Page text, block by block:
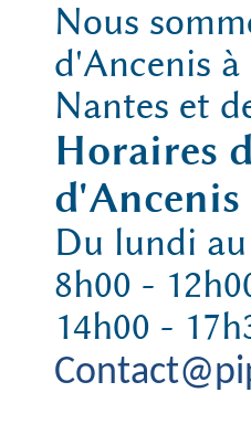
Nous
d'Ancenis
Nantes et
Horaires
d'Ancenis
Du lundi
8h00 -
14h00 -